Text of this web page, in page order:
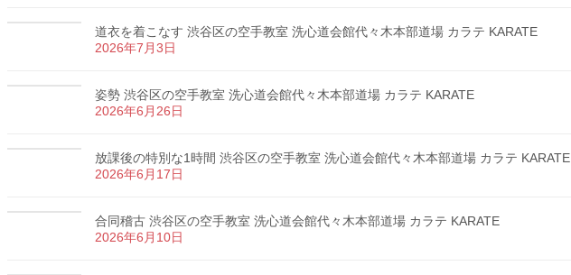
道衣を着こなす 渋谷区の空手教室 洗心道会館代々木本部道場 カラテ KARATE
2026年7月3日
姿勢 渋谷区の空手教室 洗心道会館代々木本部道場 カラテ KARATE
2026年6月26日
放課後の特別な1時間 渋谷区の空手教室 洗心道会館代々木本部道場 カラテ KARATE
2026年6月17日
合同稽古 渋谷区の空手教室 洗心道会館代々木本部道場 カラテ KARATE
2026年6月10日